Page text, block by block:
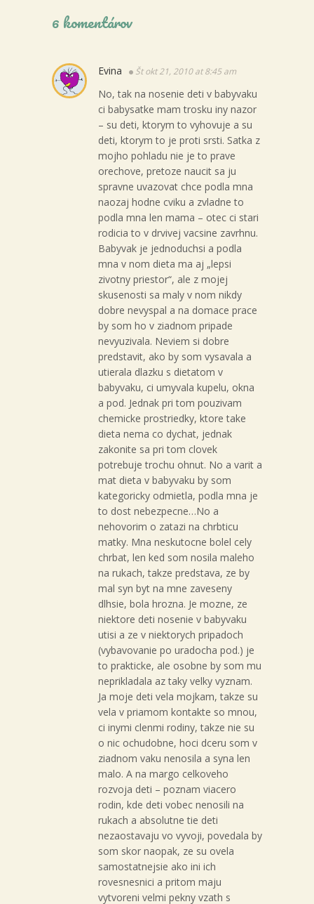
6 komentárov
Evina Št okt 21, 2010 at 8:45 am
No, tak na nosenie deti v babyvaku
ci babysatke mam trosku iny nazor
– su deti, ktorym to vyhovuje a su
deti, ktorym to je proti srsti. Satka z
mojho pohladu nie je to prave
orechove, pretoze naucit sa ju
spravne uvazovat chce podla mna
naozaj hodne cviku a zvladne to
podla mna len mama – otec ci stari
rodicia to v drvivej vacsine zavrhnu.
Babyvak je jednoduchsi a podla
mna v nom dieta ma aj „lepsi
zivotny priestor“, ale z mojej
skusenosti sa maly v nom nikdy
dobre nevyspal a na domace prace
by som ho v ziadnom pripade
nevyuzivala. Neviem si dobre
predstavit, ako by som vysavala a
utierala dlazku s dietatom v
babyvaku, ci umyvala kupelu, okna
a pod. Jednak pri tom pouzivam
chemicke prostriedky, ktore take
dieta nema co dychat, jednak
zakonite sa pri tom clovek
potrebuje trochu ohnut. No a varit a
mat dieta v babyvaku by som
kategoricky odmietla, podla mna je
to dost nebezpecne…No a
nehovorim o zatazi na chrbticu
matky. Mna neskutocne bolel cely
chrbat, len ked som nosila maleho
na rukach, takze predstava, ze by
mal syn byt na mne zaveseny
dlhsie, bola hrozna. Je mozne, ze
niektore deti nosenie v babyvaku
utisi a ze v niektorych pripadoch
(vybavovanie po uradocha pod.) je
to prakticke, ale osobne by som mu
neprikladala az taky velky vyznam.
Ja moje deti vela mojkam, takze su
vela v priamom kontakte so mnou,
ci inymi clenmi rodiny, takze nie su
o nic ochudobne, hoci dceru som v
ziadnom vaku nenosila a syna len
malo. A na margo celkoveho
rozvoja deti – poznam viacero
rodin, kde deti vobec nenosili na
rukach a absolutne tie deti
nezaostavaju vo vyvoji, povedala by
som skor naopak, ze su ovela
samostatnejsie ako ini ich
rovesnesnici a pritom maju
vytvoreni velmi pekny vzath s